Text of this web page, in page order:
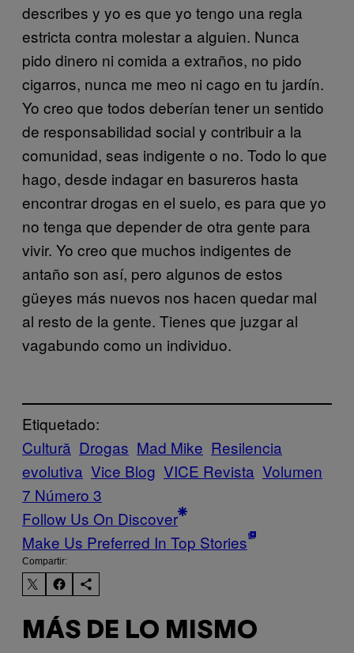
describes y yo es que yo tengo una regla
estricta contra molestar a alguien. Nunca
pido dinero ni comida a extraños, no pido
cigarros, nunca me meo ni cago en tu jardín.
Yo creo que todos deberían tener un sentido
de responsabilidad social y contribuir a la
comunidad, seas indigente o no. Todo lo que
hago, desde indagar en basureros hasta
encontrar drogas en el suelo, es para que yo
no tenga que depender de otra gente para
vivir. Yo creo que muchos indigentes de
antaño son así, pero algunos de estos
güeyes más nuevos nos hacen quedar mal
al resto de la gente. Tienes que juzgar al
vagabundo como un individuo.
Etiquetado:
Cultură Drogas Mad Mike Resilencia
evolutiva Vice Blog VICE Revista Volumen
7 Número 3
Follow Us On Discover
Make Us Preferred In Top Stories
Compartir:
MÁS DE LO MISMO